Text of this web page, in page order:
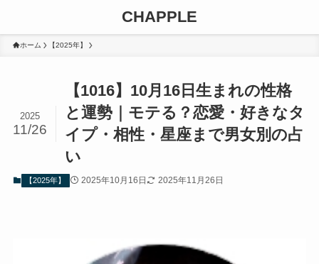
CHAPPLE
ホーム 【2025年】
【1016】10月16日生まれの性格
と運勢｜モテる？恋愛・好きなタ
イプ・相性・星座まで男女別の占
い
2025
11/26
【2025年】 2025年10月16日 2025年11月26日